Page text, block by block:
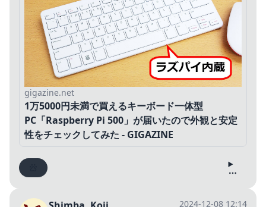
gigazine.net
1万5000円未満で買えるキーボード一体型
PC「Raspberry Pi 500」が届いたので外観と安定
性をチェックしてみた - GIGAZINE
2024-12-08 12:14